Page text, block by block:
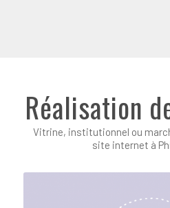
Réalisation
Vitrine, institutionnel ou
site internet à